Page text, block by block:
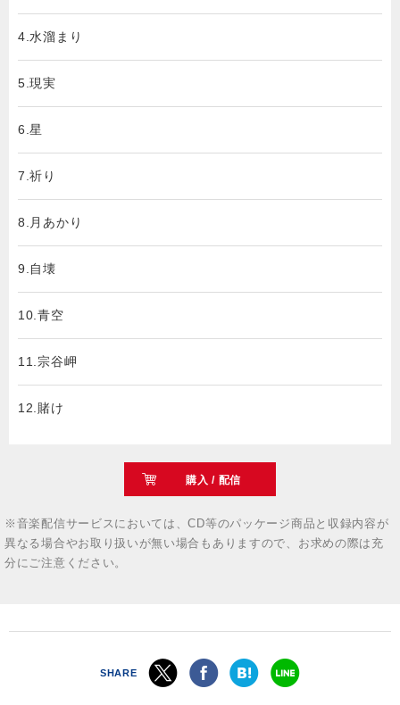
4.水溜まり
5.現実
6.星
7.祈り
8.月あかり
9.自壊
10.青空
11.宗谷岬
12.賭け
購入 / 配信
※音楽配信サービスにおいては、CD等のパッケージ商品と収録内容が
異なる場合やお取り扱いが無い場合もありますので、お求めの際は充
分にご注意ください。
SHARE